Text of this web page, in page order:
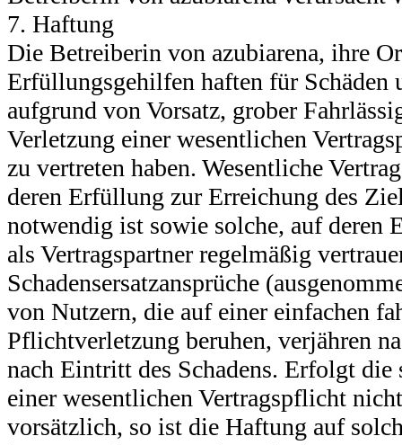
7. Haftung
Die Betreiberin von azubiarena, ihre
Erfüllungsgehilfen haften für Schäden
aufgrund von Vorsatz, grober
Verletzung einer wesentlichen
zu vertreten haben. Wesentliche
deren Erfüllung zur Erreichung des
notwendig ist sowie solche, auf deren
als Vertragspartner regelmäßig
Schadensersatzansprüche
von Nutzern, die auf einer einfachen
Pflichtverletzung beruhen, verjähren
nach Eintritt des Schadens. Erfolgt die
einer wesentlichen Vertragspflicht
vorsätzlich, so ist die Haftung auf